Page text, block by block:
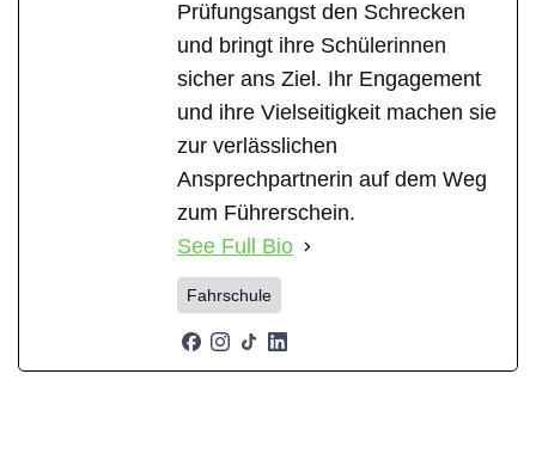
Prüfungsangst den Schrecken
und bringt ihre Schülerinnen
sicher ans Ziel. Ihr Engagement
und ihre Vielseitigkeit machen sie
zur verlässlichen
Ansprechpartnerin auf dem Weg
zum Führerschein.
See Full Bio
Fahrschule